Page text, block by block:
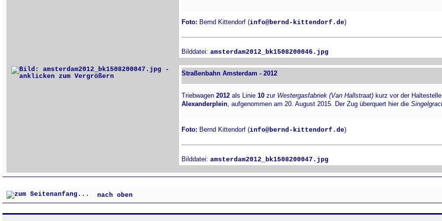
Foto: Bernd Kittendorf (info@bernd-kittendorf.de)
Bilddatei: amsterdam2012_bk1508200046.jpg
Straßenbahn Amsterdam - 2012
Triebwagen 2012 als Linie 10 zur Westergasfabriek (Van Hallstraat) kurz vor der Haltestelle
Alexanderplein, aufgenommen am 20. August 2015. Der Zug überquert hier die
Foto: Bernd Kittendorf (info@bernd-kittendorf.de)
Bilddatei: amsterdam2012_bk1508200047.jpg
nach oben